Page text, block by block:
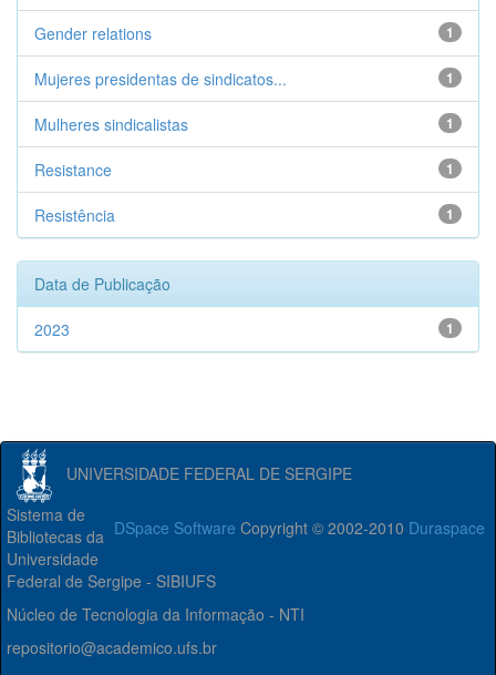
1
Gender relations
1
Mujeres presidentas de sindicatos...
1
Mulheres sindicalistas
1
Resistance
1
Resistência
Data de Publicação
1
2023
UNIVERSIDADE FEDERAL DE SERGIPE
DSpace Software Copyright © 2002-2010 Duraspace
Sistema de
Bibliotecas da
Universidade
Federal de Sergipe - SIBIUFS
Núcleo de Tecnologia da Informação - NTI
repositorio@academico.ufs.br